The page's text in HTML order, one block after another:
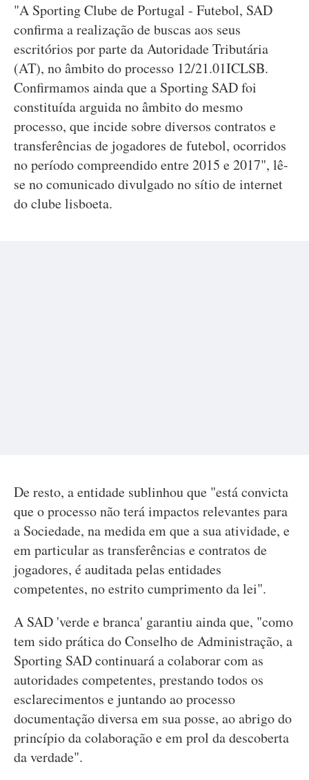
"A Sporting Clube de Portugal - Futebol, SAD
confirma a realização de buscas aos seus
escritórios por parte da Autoridade Tributária
(AT), no âmbito do processo 12/21.01ICLSB.
Confirmamos ainda que a Sporting SAD foi
constituída arguida no âmbito do mesmo
processo, que incide sobre diversos contratos e
transferências de jogadores de futebol, ocorridos
no período compreendido entre 2015 e 2017", lê-
se no comunicado divulgado no sítio de internet
do clube lisboeta.
De resto, a entidade sublinhou que "está convicta
que o processo não terá impactos relevantes para
a Sociedade, na medida em que a sua atividade, e
em particular as transferências e contratos de
jogadores, é auditada pelas entidades
competentes, no estrito cumprimento da lei".
A SAD 'verde e branca' garantiu ainda que, "como
tem sido prática do Conselho de Administração, a
Sporting SAD continuará a colaborar com as
autoridades competentes, prestando todos os
esclarecimentos e juntando ao processo
documentação diversa em sua posse, ao abrigo do
princípio da colaboração e em prol da descoberta
da verdade".